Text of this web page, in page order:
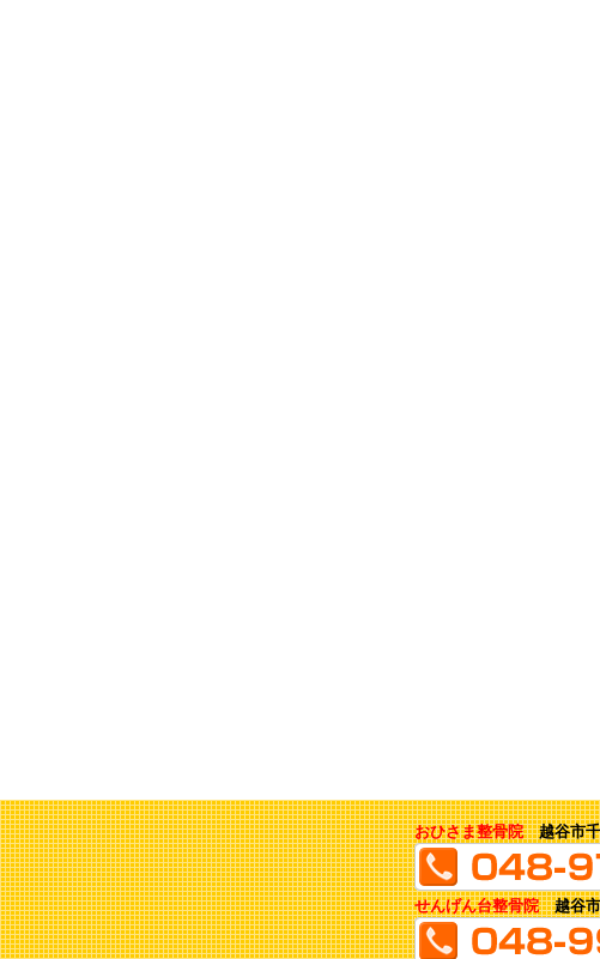
おひさま整骨院越谷市千
せんげん台整骨院越谷市